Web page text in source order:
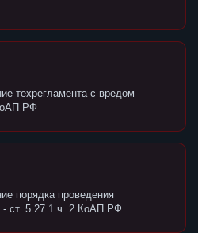
техрегламента с вредом
РФ
порядка проведения
- ст. 5.27.1 ч. 2 КоАП РФ